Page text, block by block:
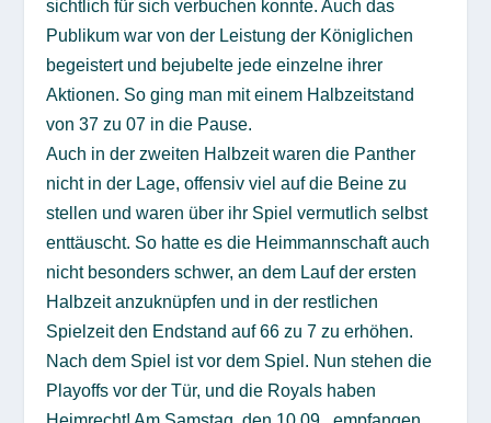
sichtlich für sich verbuchen konnte. Auch das
Publikum war von der Leistung der Königlichen
begeistert und bejubelte jede einzelne ihrer
Aktionen. So ging man mit einem Halbzeitstand
von 37 zu 07 in die Pause.
Auch in der zweiten Halbzeit waren die Panther
nicht in der Lage, offensiv viel auf die Beine zu
stellen und waren über ihr Spiel vermutlich selbst
enttäuscht. So hatte es die Heimmannschaft auch
nicht besonders schwer, an dem Lauf der ersten
Halbzeit anzuknüpfen und in der restlichen
Spielzeit den Endstand auf 66 zu 7 zu erhöhen.
Nach dem Spiel ist vor dem Spiel. Nun stehen die
Playoffs vor der Tür, und die Royals haben